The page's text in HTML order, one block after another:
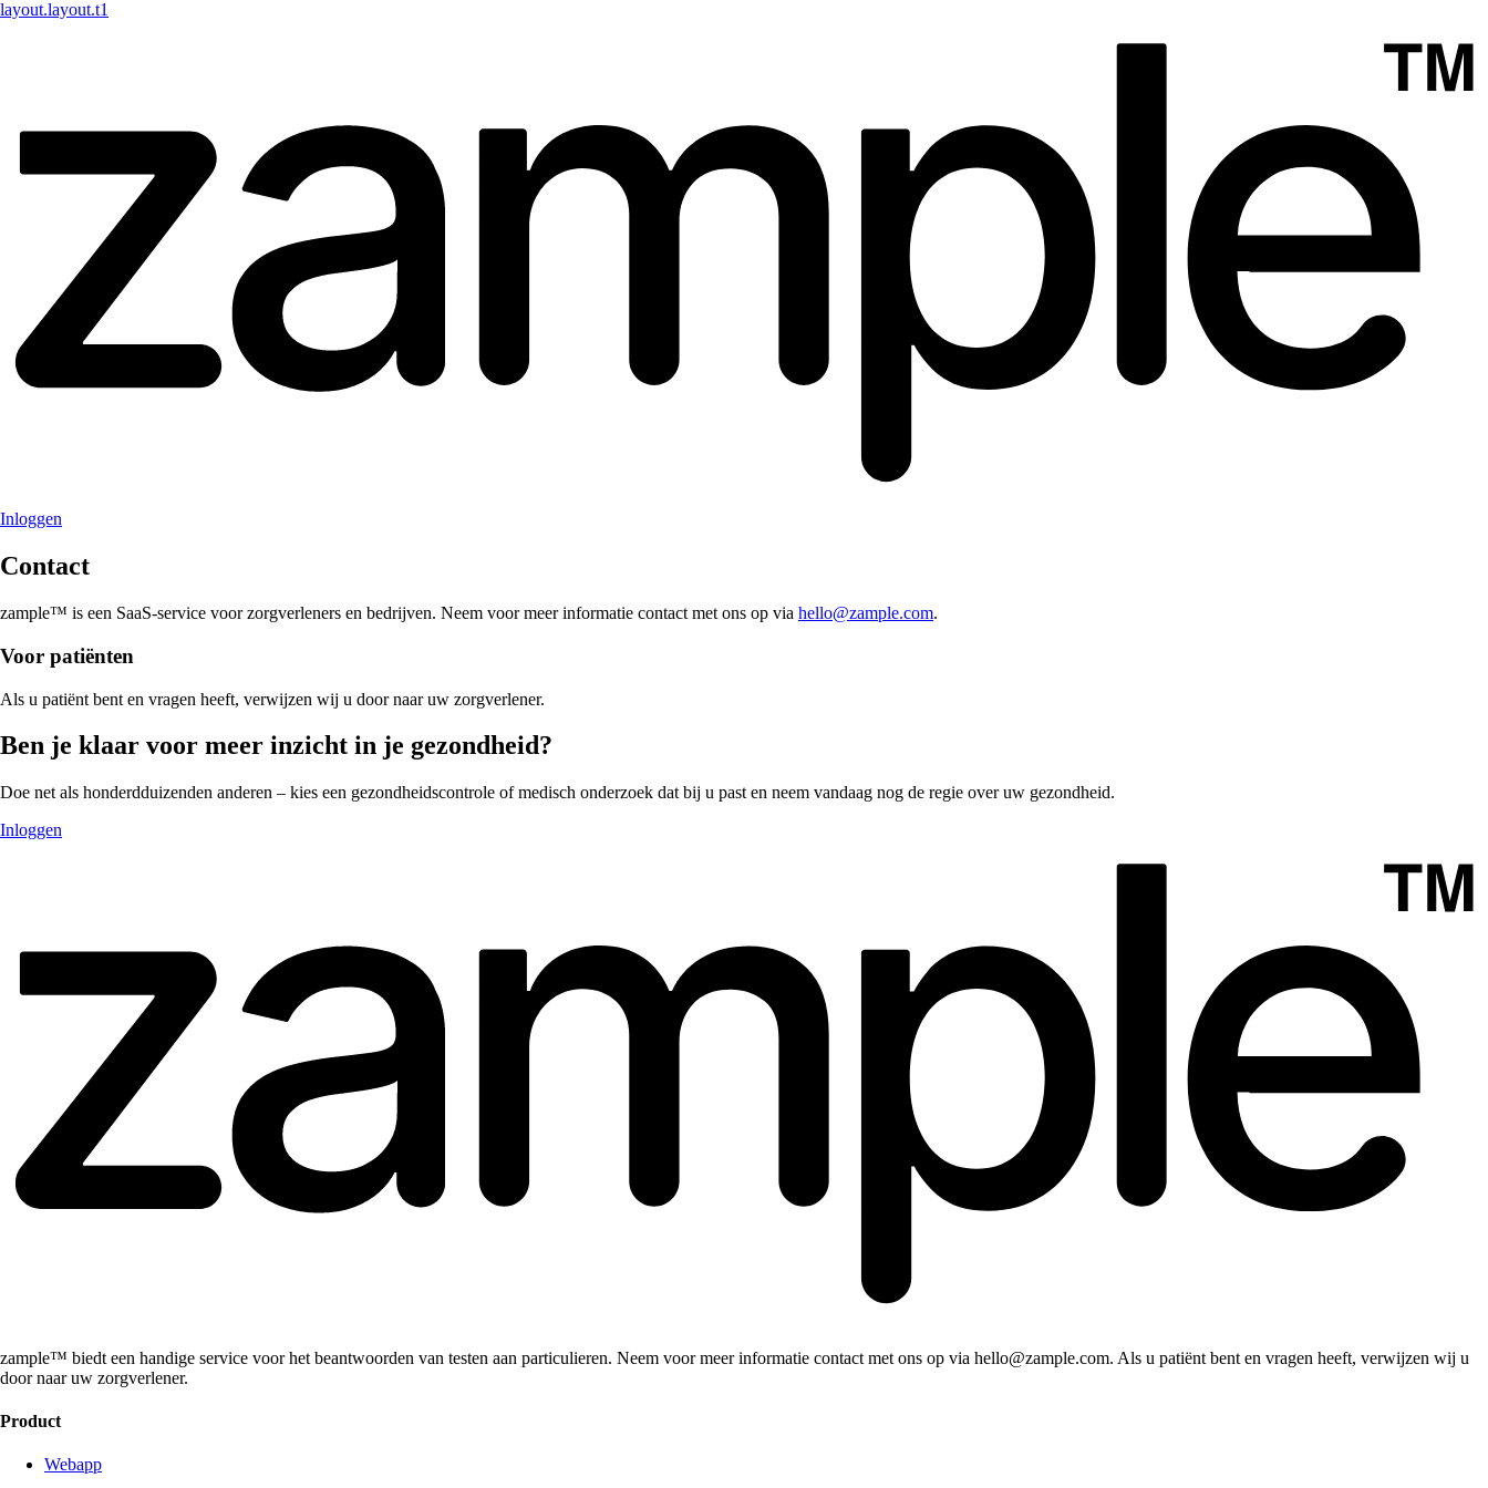
layout.layout.t1
Inloggen
Contact
zample™ is een SaaS-service voor zorgverleners en bedrijven. Neem voor meer informatie contact met ons op via hello@zample.com.
Voor patiënten
Als u patiënt bent en vragen heeft, verwijzen wij u door naar uw zorgverlener.
Ben je klaar voor meer inzicht in je gezondheid?
Doe net als honderdduizenden anderen – kies een gezondheidscontrole of medisch onderzoek dat bij u past en neem vandaag nog de regie over uw gezondheid.
Inloggen
zample™ biedt een handige service voor het beantwoorden van testen aan particulieren. Neem voor meer informatie contact met ons op via hello@zample.com. Als u patiënt bent en vragen heeft, verwijzen wij u
door naar uw zorgverlener.
Product
Webapp